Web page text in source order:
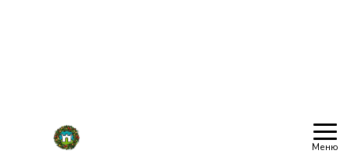
Меню